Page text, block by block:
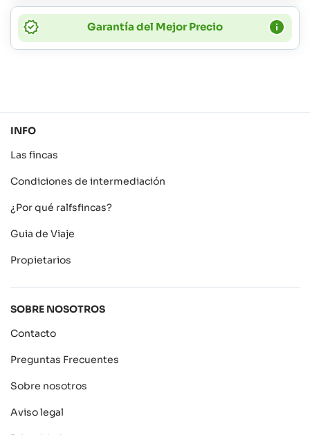
Garantía del Mejor Precio
INFO
Las fincas
Condiciones de intermediación
¿Por qué ralfsfincas?
Guia de Viaje
Propietarios
SOBRE NOSOTROS
Contacto
Preguntas Frecuentes
Sobre nosotros
Aviso legal